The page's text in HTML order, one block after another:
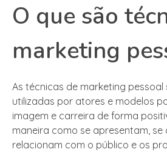
O que são
marketing
As técnicas de marketing
utilizadas por atores e modelos
imagem e carreira de forma
maneira como se apresentam, se
relacionam com o público e os